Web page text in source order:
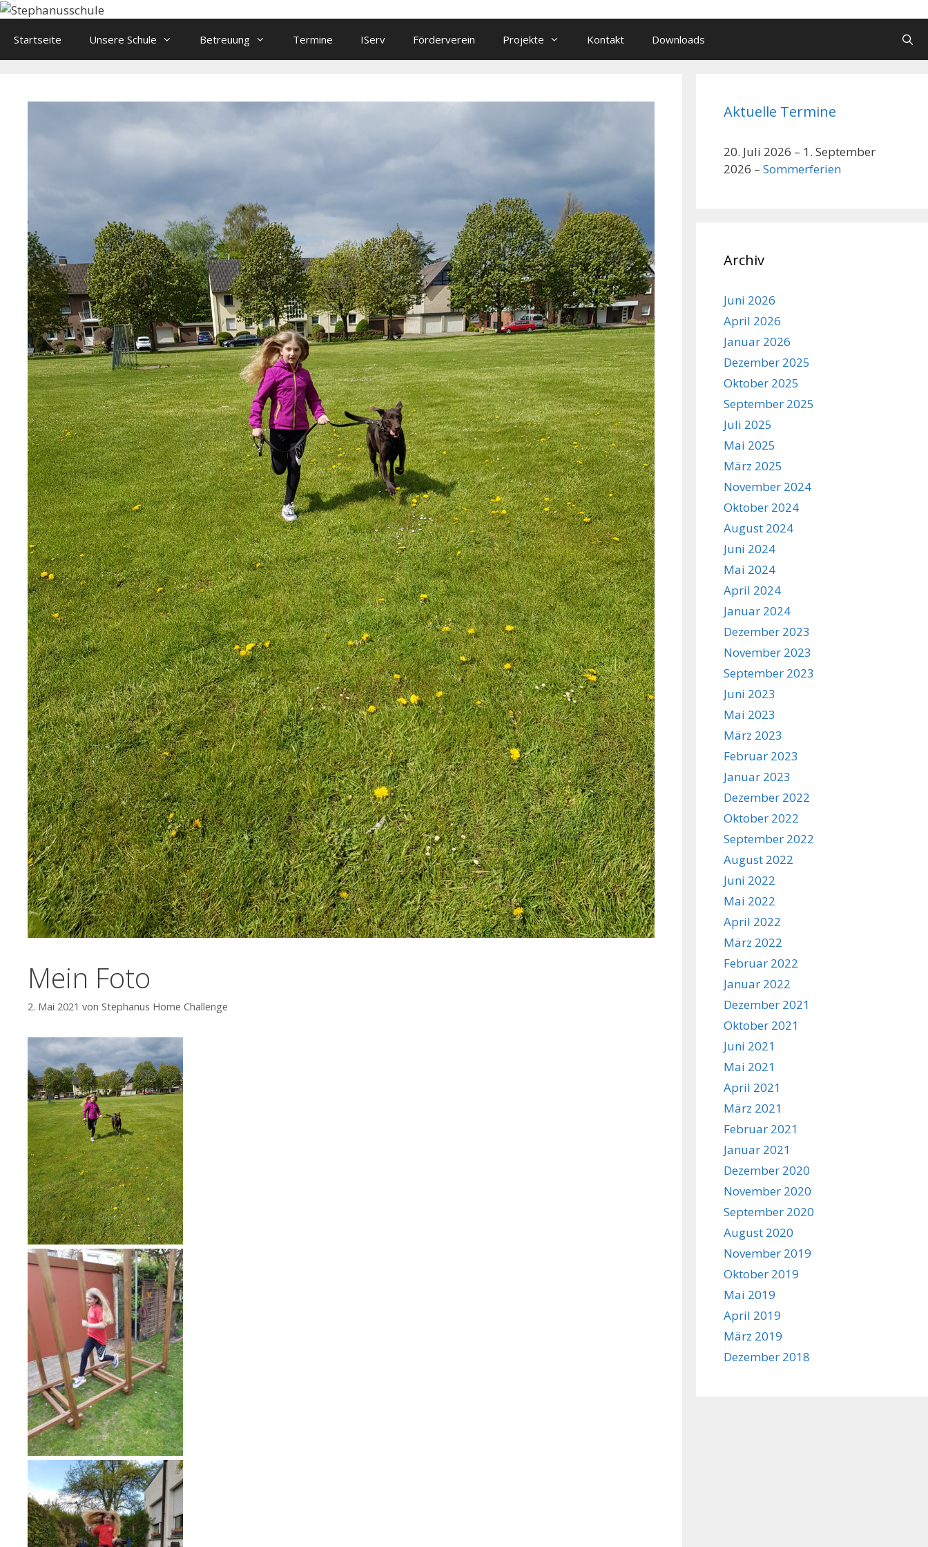
Springe
InhaltStartseite Unsere Schule Betreuung Termine IServ Förderverein Projekte Kontakt Downloads
Mein Foto
2. Mai 2021 von Stephanus Home Challenge
Aktuelle Termine
20. Juli 2026 – 1. September
2026 – Sommerferien
Archiv
Juni 2026
April 2026
Januar 2026
Dezember 2025
Oktober 2025
September 2025
Juli 2025
Mai 2025
März 2025
November 2024
Oktober 2024
August 2024
Juni 2024
Mai 2024
April 2024
Januar 2024
Dezember 2023
November 2023
September 2023
Juni 2023
Mai 2023
März 2023
Februar 2023
Januar 2023
Dezember 2022
Oktober 2022
September 2022
August 2022
Juni 2022
Mai 2022
April 2022
März 2022
Februar 2022
Januar 2022
Dezember 2021
Oktober 2021
Juni 2021
Mai 2021
April 2021
März 2021
Februar 2021
Januar 2021
Dezember 2020
November 2020
September 2020
August 2020
November 2019
Oktober 2019
Mai 2019
April 2019
März 2019
Dezember 2018